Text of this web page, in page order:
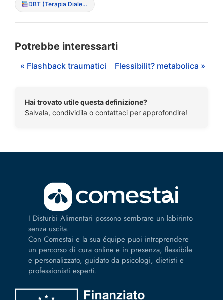
DBT (Terapia Dialettico Comportamentale)
Potrebbe interessarti
« Flashback traumatici Flessibilit? metabolica »
Hai trovato utile questa definizione?
Salvala, condividila o contattaci per approfondire!
I Disturbi Alimentari possono sembrare un labirinto
senza uscita.
Con Comestai e la sua équipe puoi intraprendere
un percorso di cura online e in presenza, flessibile
e personalizzato, guidato da psicologi, dietisti e
professionisti esperti.